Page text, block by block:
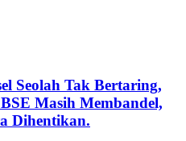
Seolah Tak Bertaring,
Masih Membandel,
Dihentikan.